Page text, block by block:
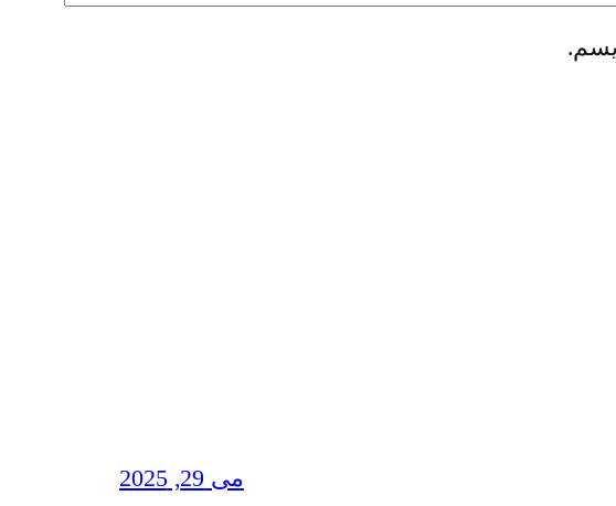
می 29, 2025